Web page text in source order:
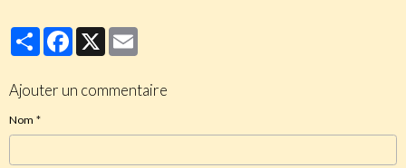
PartagerFacebook
X
Ajouter un commentaire
Nom